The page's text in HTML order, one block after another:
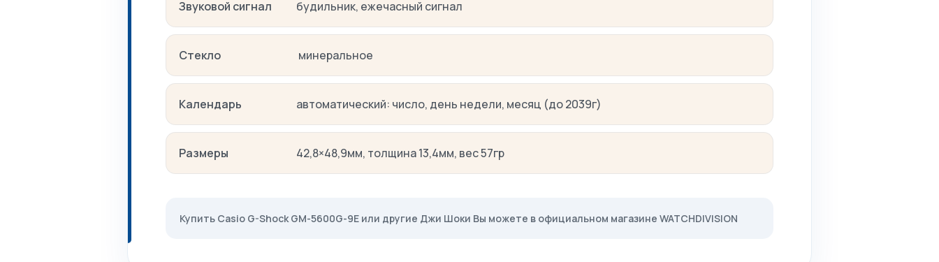
Звуковой сигнал будильник, ежечасный сигнал
Стекло минеральное
Календарь автоматический: число, день недели, месяц (до 2039г)
Размеры 42,8×48,9мм, толщина 13,4мм, вес 57гр
Купить Casio G-Shock GM-5600G-9E или другие Джи Шоки Вы можете в официальном магазине WATCHDIVISION